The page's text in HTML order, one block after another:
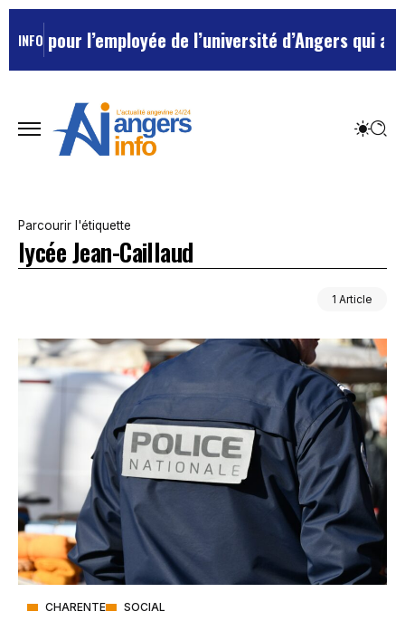
INFOpour l’employée de l’université d’Angers qui
Parcourir l'étiquette
lycée Jean-Caillaud
1 Article
CHARENTE SOCIAL